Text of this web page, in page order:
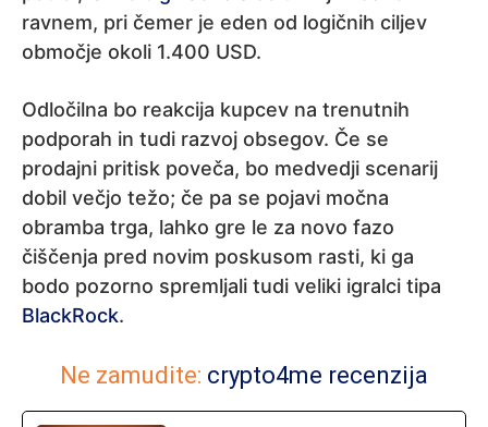
ravnem, pri čemer je eden od logičnih ciljev
območje okoli 1.400 USD.
Odločilna bo reakcija kupcev na trenutnih
podporah in tudi razvoj obsegov. Če se
prodajni pritisk poveča, bo medvedji scenarij
dobil večjo težo; če pa se pojavi močna
obramba trga, lahko gre le za novo fazo
čiščenja pred novim poskusom rasti, ki ga
bodo pozorno spremljali tudi veliki igralci tipa
BlackRock.
Ne zamudite: crypto4me recenzija